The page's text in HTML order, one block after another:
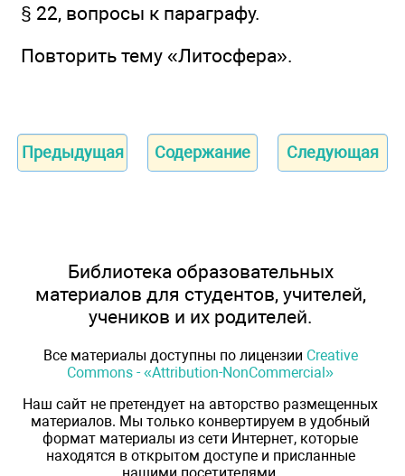
§ 22, вопросы к параграфу.
Повторить тему «Литосфера».
Предыдущая Содержание Следующая
Библиотека образовательных
материалов для студентов, учителей,
учеников и их родителей.
Все материалы доступны по лицензии Creative
Commons - «Attribution-NonCommercial»
Наш сайт не претендует на авторство размещенных
материалов. Мы только конвертируем в удобный
формат материалы из сети Интернет, которые
находятся в открытом доступе и присланные